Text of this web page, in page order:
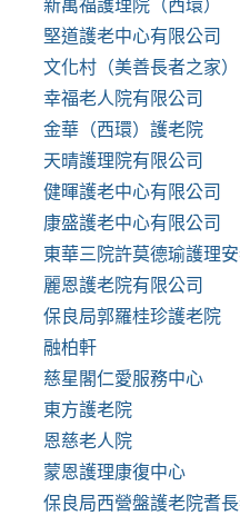
新萬福護理院（西環）
堅道護老中心有限公司
文化村（美善長者之家）
幸福老人院有限公司
金華（西環）護老院
天晴護理院有限公司
健暉護老中心有限公司
康盛護老中心有限公司
東華三院許莫德瑜護理
麗恩護老院有限公司
保良局郭羅桂珍護老院
融柏軒
慈星閣仁愛服務中心
東方護老院
恩慈老人院
蒙恩護理康復中心
保良局西營盤護老院耆